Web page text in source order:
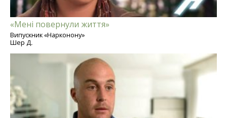
«Мені повернули життя»
Випускник «Нарконону»
Шер Д.